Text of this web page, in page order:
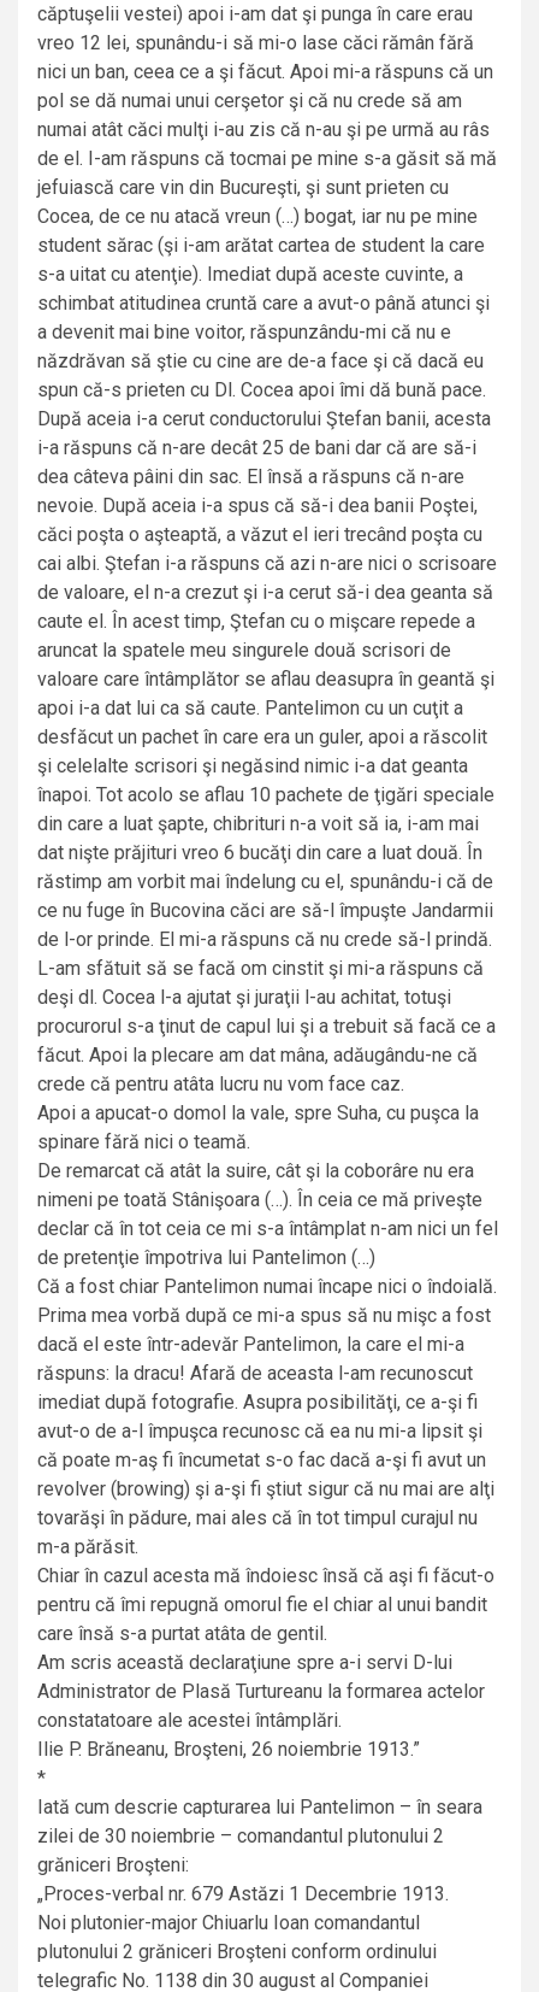
căptuşelii vestei) apoi i-am dat şi punga în care erau
vreo 12 lei, spunându-i să mi-o lase căci rămân fără
nici un ban, ceea ce a şi făcut. Apoi mi-a răspuns că un
pol se dă numai unui cerşetor şi că nu crede să am
numai atât căci mulţi i-au zis că n-au şi pe urmă au râs
de el. I-am răspuns că tocmai pe mine s-a găsit să mă
jefuiască care vin din Bucureşti, şi sunt prieten cu
Cocea, de ce nu atacă vreun (…) bogat, iar nu pe mine
student sărac (şi i-am arătat cartea de student la care
s-a uitat cu atenţie). Imediat după aceste cuvinte, a
schimbat atitudinea cruntă care a avut-o până atunci şi
a devenit mai bine voitor, răspunzându-mi că nu e
năzdrăvan să ştie cu cine are de-a face şi că dacă eu
spun că-s prieten cu Dl. Cocea apoi îmi dă bună pace.
După aceia i-a cerut conductorului Ştefan banii, acesta
i-a răspuns că n-are decât 25 de bani dar că are să-i
dea câteva pâini din sac. El însă a răspuns că n-are
nevoie. După aceia i-a spus că să-i dea banii Poştei,
căci poşta o aşteaptă, a văzut el ieri trecând poşta cu
cai albi. Ştefan i-a răspuns că azi n-are nici o scrisoare
de valoare, el n-a crezut şi i-a cerut să-i dea geanta să
caute el. În acest timp, Ştefan cu o mişcare repede a
aruncat la spatele meu singurele două scrisori de
valoare care întâmplător se aflau deasupra în geantă şi
apoi i-a dat lui ca să caute. Pantelimon cu un cuţit a
desfăcut un pachet în care era un guler, apoi a răscolit
şi celelalte scrisori şi negăsind nimic i-a dat geanta
înapoi. Tot acolo se aflau 10 pachete de ţigări speciale
din care a luat şapte, chibrituri n-a voit să ia, i-am mai
dat nişte prăjituri vreo 6 bucăţi din care a luat două. În
răstimp am vorbit mai îndelung cu el, spunându-i că de
ce nu fuge în Bucovina căci are să-l împuşte Jandarmii
de l-or prinde. El mi-a răspuns că nu crede să-l prindă.
L-am sfătuit să se facă om cinstit şi mi-a răspuns că
deşi dl. Cocea l-a ajutat şi juraţii l-au achitat, totuşi
procurorul s-a ţinut de capul lui şi a trebuit să facă ce a
făcut. Apoi la plecare am dat mâna, adăugându-ne că
crede că pentru atâta lucru nu vom face caz.
Apoi a apucat-o domol la vale, spre Suha, cu puşca la
spinare fără nici o teamă.
De remarcat că atât la suire, cât şi la coborâre nu era
nimeni pe toată Stânişoara (…). În ceia ce mă priveşte
declar că în tot ceia ce mi s-a întâmplat n-am nici un fel
de pretenţie împotriva lui Pantelimon (…)
Că a fost chiar Pantelimon numai încape nici o îndoială.
Prima mea vorbă după ce mi-a spus să nu mişc a fost
dacă el este într-adevăr Pantelimon, la care el mi-a
răspuns: la dracu! Afară de aceasta l-am recunoscut
imediat după fotografie. Asupra posibilităţi, ce a-şi fi
avut-o de a-l împuşca recunosc că ea nu mi-a lipsit şi
că poate m-aş fi încumetat s-o fac dacă a-şi fi avut un
revolver (browing) şi a-şi fi ştiut sigur că nu mai are alţi
tovarăşi în pădure, mai ales că în tot timpul curajul nu
m-a părăsit.
Chiar în cazul acesta mă îndoiesc însă că aşi fi făcut-o
pentru că îmi repugnă omorul fie el chiar al unui bandit
care însă s-a purtat atâta de gentil.
Am scris această declaraţiune spre a-i servi D-lui
Administrator de Plasă Turtureanu la formarea actelor
constatatoare ale acestei întâmplări.
Ilie P. Brăneanu, Broşteni, 26 noiembrie 1913.”
*
Iată cum descrie capturarea lui Pantelimon – în seara
zilei de 30 noiembrie – comandantul plutonului 2
grăniceri Broşteni:
„Proces-verbal nr. 679 Astăzi 1 Decembrie 1913.
Noi plutonier-major Chiuarlu Ioan comandantul
plutonului 2 grăniceri Broşteni conform ordinului
telegrafic No. 1138 din 30 august al Companiei